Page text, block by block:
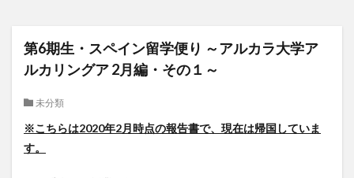
第6期生・スペイン留学便り ～アルカラ大学ア
ルカリングア 2月編・その１～
未分類
※こちらは2020年2月時点の報告書で、現在は帰国していま
す。
カーン・ノルマンディー大学Carré international留学
クイーンズランド
スケジュール
スピーチコンテスト
スペイン